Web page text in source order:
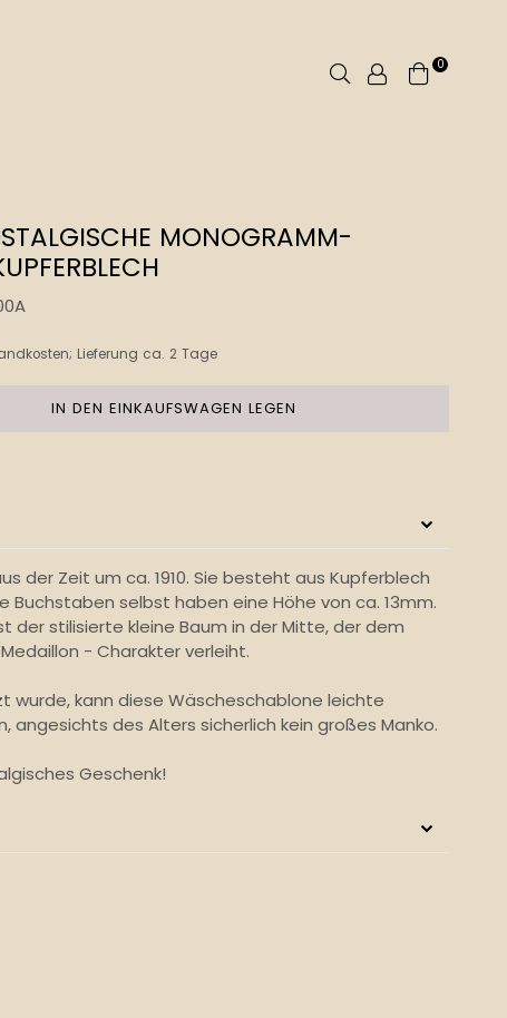
Suchen 0
MONOGRAMM-
; Lieferung ca. 2 Tage
IN DEN EINKAUFSWAGEN LEGEN
der Zeit um ca. 1910. Sie besteht aus Kupferblech
Buchstaben selbst haben eine Höhe von ca. 13mm.
der stilisierte kleine Baum in der Mitte, der dem
- Charakter verleiht.
wurde, kann diese Wäscheschablone leichte
angesichts des Alters sicherlich kein großes Manko.
Geschenk!